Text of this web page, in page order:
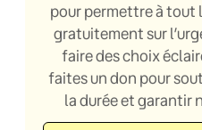
pour permettre à tout
gratuitement sur
faire des choix
faites un don pour
la durée et garantir